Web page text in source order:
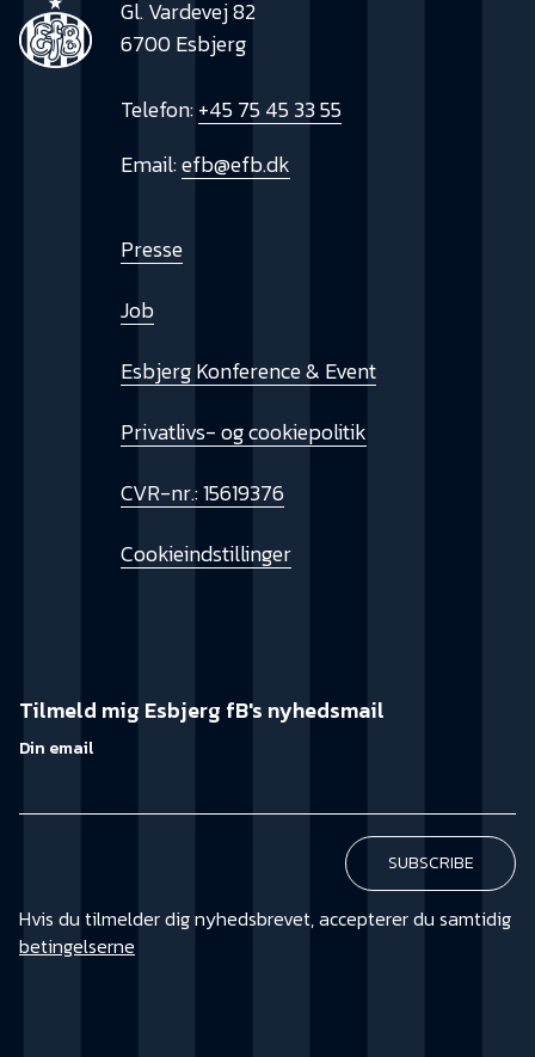
Gl. Vardevej 82
6700 Esbjerg
Telefon:+45 75 45 33 55
Email:efb@efb.dk
Presse
Job
Esbjerg Konference & Event
Privatlivs- og cookiepolitik
CVR-nr.: 15619376
Cookieindstillinger
Tilmeld mig Esbjerg fB's nyhedsmail
Din email
Hvis du tilmelder dig nyhedsbrevet, accepterer du samtidig
betingelserne